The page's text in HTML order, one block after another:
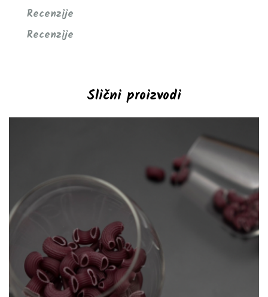
Recenzije
Recenzije
Slični proizvodi